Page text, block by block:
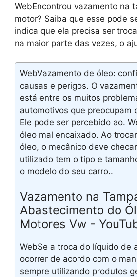
WebEncontrou vazamento na
motor? Saiba que esse pode
indica que ela precisa ser
na maior parte das vezes, o
WebVazamento de óleo:
causas e perigos. O
está entre os muitos
automotivos que preocupam
Ele pode ser percebido ao.
óleo mal encaixado. Ao
óleo, o mecânico deve
utilizado tem o tipo e
o modelo do seu carro..
Vazamento na
Abastecimento do
Motores Vw -
WebSe a troca do líquido de
ocorrer de acordo com o
sempre utilizando produtos